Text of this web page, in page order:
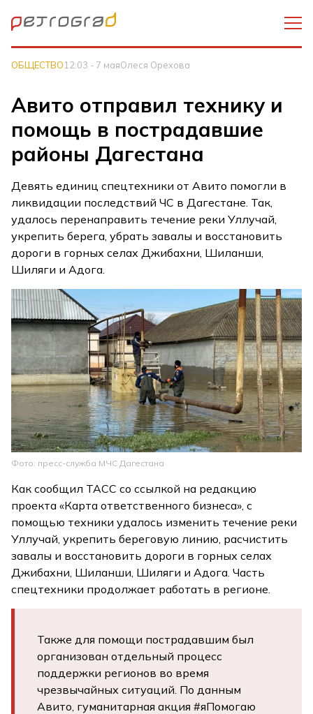
ОБЩЕСТВО12:03 - 7 маяОлеся Орехова
Авито отправил технику и
помощь в пострадавшие
районы Дагестана
Девять единиц спецтехники от Авито помогли в
ликвидации последствий ЧС в Дагестане. Так,
удалось перенаправить течение реки Уллучай,
укрепить берега, убрать завалы и восстановить
дороги в горных селах Джибахни, Шиланши,
Шиляги и Адога.
Фото: пресс-служба МЧС Дагестана
Как сообщил ТАСС со ссылкой на редакцию
проекта «Карта ответственного бизнеса», с
помощью техники удалось изменить течение реки
Уллучай, укрепить береговую линию, расчистить
завалы и восстановить дороги в горных селах
Джибахни, Шиланши, Шиляги и Адога. Часть
спецтехники продолжает работать в регионе.
Также для помощи пострадавшим был
организован отдельный процесс
поддержки регионов во время
чрезвычайных ситуаций. По данным
Авито, гуманитарная акция #яПомогаю